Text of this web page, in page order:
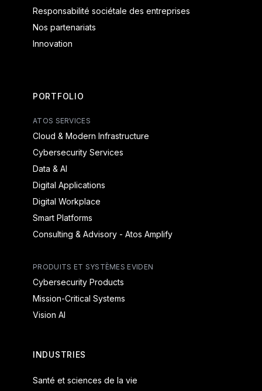
Responsabilité sociétale des entreprises
Nos partenariats
Innovation
PORTFOLIO
ATOS SERVICES
Cloud & Modern Infrastructure
Cybersecurity Services
Data & AI
Digital Applications
Digital Workplace
Smart Platforms
Consulting & Advisory - Atos Amplify
PRODUITS ET SYSTÈMES EVIDEN
Cybersecurity Products
Mission-Critical Systems
Vision AI
INDUSTRIES
Santé et sciences de la vie